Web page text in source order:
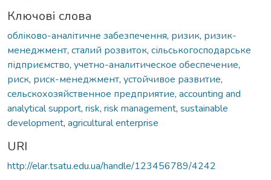
Ключові слова
обліково-аналітичне забезпечення, ризик, ризик-
менеджмент, сталий розвиток, сільськогосподарське
підприємство, учетно-аналитическое обеспечение,
риск, риск-менеджмент, устойчивое развитие,
сельскохозяйственное предприятие, accounting and
analytical support, risk, risk management, sustainable
development, agricultural enterprise
URI
http://elar.tsatu.edu.ua/handle/123456789/4242